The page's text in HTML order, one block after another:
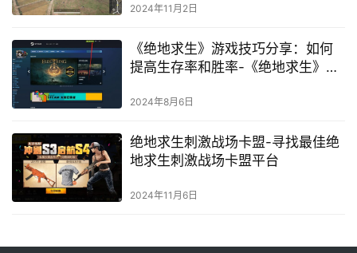
2024年11月2日
《绝地求生》游戏技巧分享：如何
提高生存率和胜率-《绝地求生》新
2024年8月6日
绝地求生刺激战场卡盟-寻找最佳绝
地求生刺激战场卡盟平台
2024年11月6日